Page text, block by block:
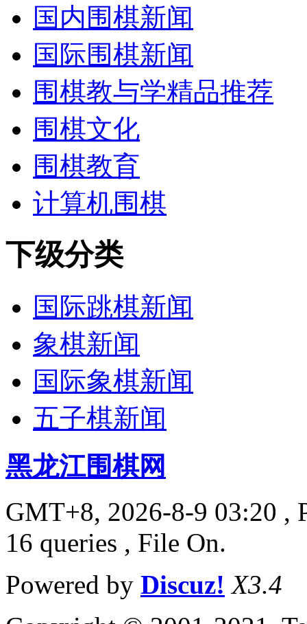
国内围棋新闻
国际围棋新闻
围棋教与学精品推荐
围棋文化
围棋教育
计算机围棋
下级分类
国际跳棋新闻
象棋新闻
国际象棋新闻
五子棋新闻
黑龙江围棋网
GMT+8, 2026-8-9 03:20 ,
16 queries , File On.
Powered by Discuz! X3.4